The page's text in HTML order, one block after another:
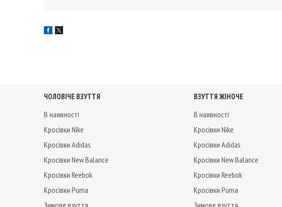
ЧОЛОВІЧЕ ВЗУТТЯ
В наявності
Кросівки Nike
Кросівки Adidas
Кросівки New Balance
Кросівки Reebok
Кросівки Puma
Зимове взуття
ВЗУТТЯ ЖІНОЧЕ
В наявності
Кросівки Nike
Кросівки Adidas
Кросівки New Balance
Кросівки Reebok
Кросівки Puma
Зимове взуття